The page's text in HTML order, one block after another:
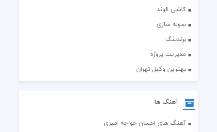
کاشی الوند
سوله سازی
برندینگ
مدیریت پروژه
بهترین وکیل تهران
آهنگ ها
آهنگ های احسان خواجه امیری